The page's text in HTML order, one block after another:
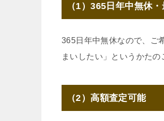
（1）365日年中無休
365日年中無休なので、ご
まいしたい」というかたの
（2）高額査定可能